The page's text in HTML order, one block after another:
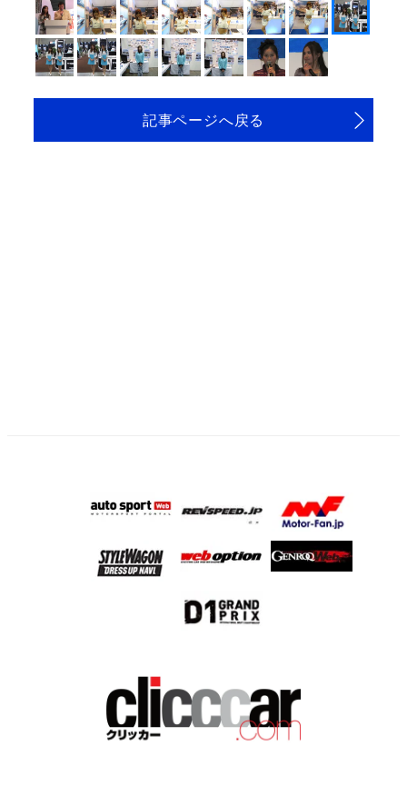
記事ページへ戻る